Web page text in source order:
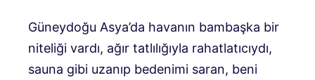
Güneydoğu Asya’da havanın bambaşka bir
niteliği vardı, ağır tatlılığıyla rahatlatıcıydı,
sauna gibi uzanıp bedenimi saran, beni